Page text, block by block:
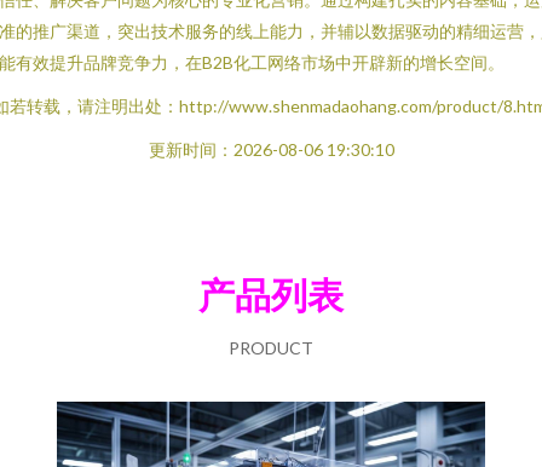
的推广渠道，突出技术服务的线上能力，并辅以数据驱动的精细运营
有效提升品牌竞争力，在B2B化工网络市场中开辟新的增长空间。
若转载，请注明出处：http://www.shenmadaohang.com/product/
更新时间：2026-08-06 19:30:10
产品列表
PRODUCT